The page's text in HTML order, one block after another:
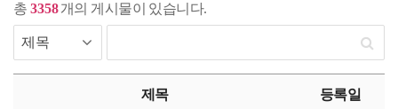
총 3358개의 게시물이 있습니다.
제목 등록일